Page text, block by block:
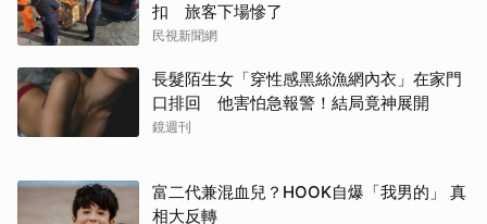
扣 旅客下場慘了
民視新聞網
長髮陌生女「穿性感黑絲漁網內衣」在家門
口排回 他害怕急報警！結局竟神展開
鏡週刊
富二代兼混血兒？HOOK自爆「我男的」 真
相大反轉